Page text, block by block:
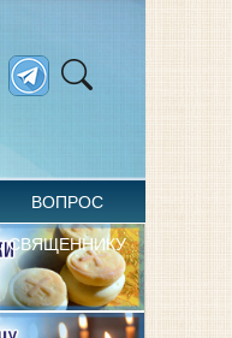
ВОПРОС
СВЯЩЕННИКУ